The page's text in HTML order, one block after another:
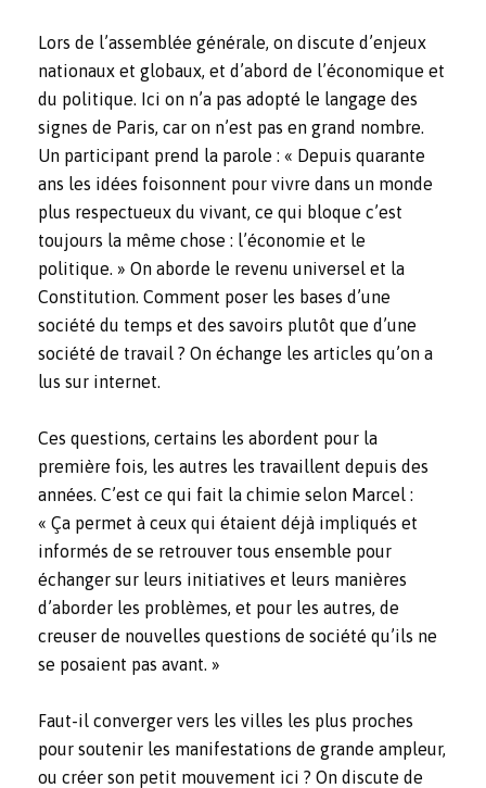
Lors de l’assemblée générale, on discute d’enjeux
nationaux et globaux, et d’abord de l’économique et
du politique. Ici on n’a pas adopté le langage des
signes de Paris, car on n’est pas en grand nombre.
Un participant prend la parole : « Depuis quarante
ans les idées foisonnent pour vivre dans un monde
plus respectueux du vivant, ce qui bloque c’est
toujours la même chose : l’économie et le
politique. » On aborde le revenu universel et la
Constitution. Comment poser les bases d’une
société du temps et des savoirs plutôt que d’une
société de travail ? On échange les articles qu’on a
lus sur internet.
Ces questions, certains les abordent pour la
première fois, les autres les travaillent depuis des
années. C’est ce qui fait la chimie selon Marcel :
« Ça permet à ceux qui étaient déjà impliqués et
informés de se retrouver tous ensemble pour
échanger sur leurs initiatives et leurs manières
d’aborder les problèmes, et pour les autres, de
creuser de nouvelles questions de société qu’ils ne
se posaient pas avant. »
Faut-il converger vers les villes les plus proches
pour soutenir les manifestations de grande ampleur,
ou créer son petit mouvement ici ? On discute de